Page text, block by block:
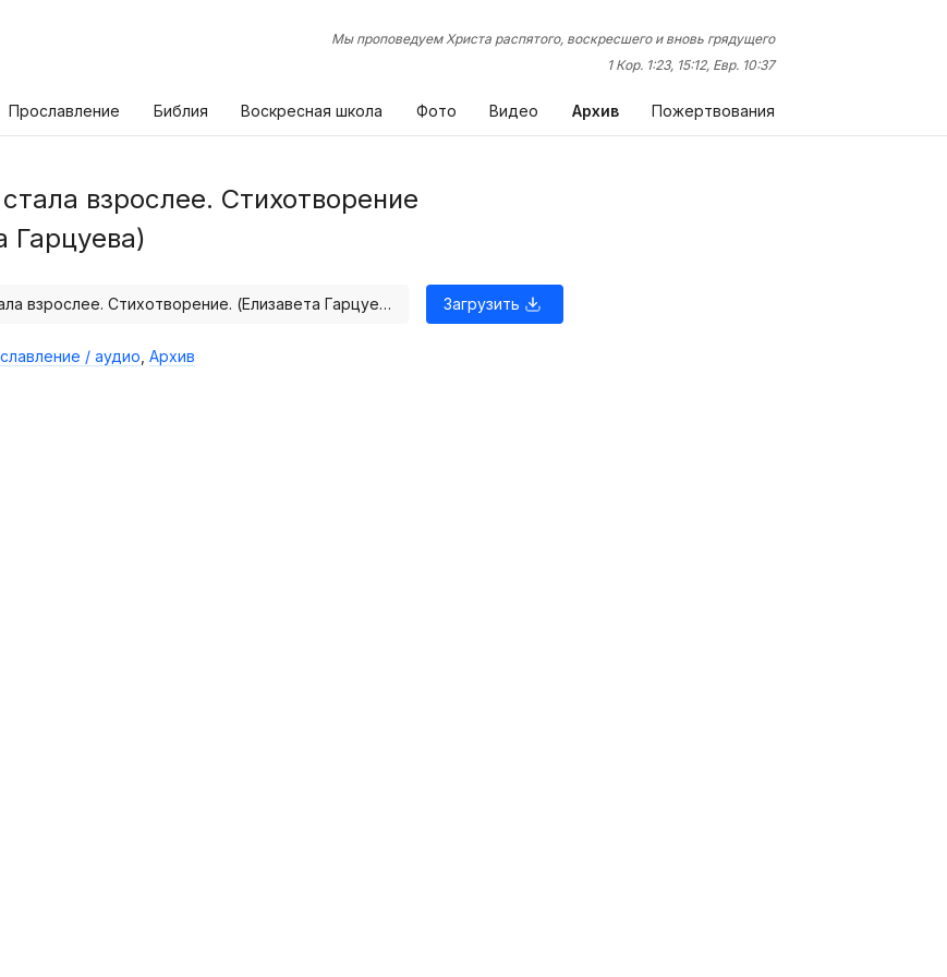
Мы проповедуем Христа распятого, воскресшего и вновь грядущего
1 Кор. 1:23, 15:12, Евр. 10:37
Прославление Библия Воскресная школа Фото Видео Архив Пожертвования
взрослее. Стихотворение
Гарцуева)
Загрузить
Сегодня я стала взрослее. Стихотворение. (Елизавета Гарцуева)
/ аудио Архив